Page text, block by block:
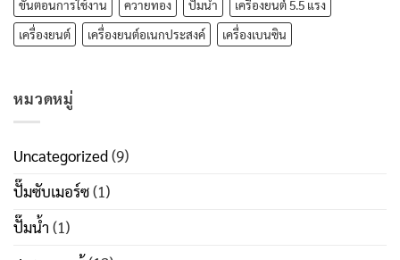
ขั้นตอนการใช้งาน
ควายทอง ปั๊มน้ำ
เครืองยนต์ 5.5 แรง
เครื่องยนต์
เครื่องยนต์อเนกประสงค์ เครื่องเบนซิน
หมวดหมู่
Uncategorized(9)
ปั๊มซับเมอร์ซ(1)
ปั๊มน้ำ (1)